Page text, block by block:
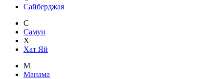
Сайберджая
С
Самуи
Х
Хат Яй
М
Манама